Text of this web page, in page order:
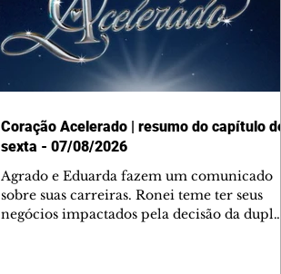
Coração Acelerado | resumo do capítulo de
sexta - 07/08/2026
Agrado e Eduarda fazem um comunicado
sobre suas carreiras. Ronei teme ter seus
negócios impactados pela decisão da dupla.